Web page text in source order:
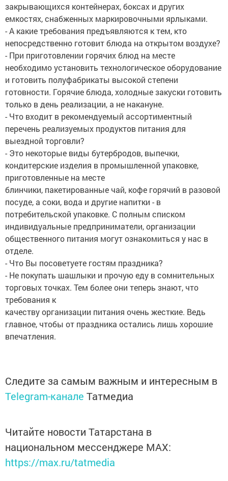
закрывающихся контейнерах, боксах и других
емкостях, снабженных маркировочными ярлыками.
- А какие требования предъявляются к тем, кто
непосредственно готовит блюда на открытом воздухе?
- При приготовлении горячих блюд на месте
необходимо установить технологическое оборудование
и готовить полуфабрикаты высокой степени
готовности. Горячие блюда, холодные закуски готовить
только в день реализации, а не накануне.
- Что входит в рекомендуемый ассортиментный
перечень реализуемых продуктов питания для
выездной торговли?
- Это некоторые виды бутербродов, выпечки,
кондитерские изделия в промышленной упаковке,
приготовленные на месте
блинчики, пакетированные чай, кофе горячий в разовой
посуде, а соки, вода и другие напитки - в
потребительской упаковке. С полным списком
индивидуальные предприниматели, организации
общественного питания могут ознакомиться у нас в
отделе.
- Что Вы посоветуете гостям праздника?
- Не покупать шашлыки и прочую еду в сомнительных
торговых точках. Тем более они теперь знают, что
требования к
качеству организации питания очень жесткие. Ведь
главное, чтобы от праздника остались лишь хорошие
впечатления.
Следите за самым важным и интересным в
Telegram-канале Татмедиа
Читайте новости Татарстана в
национальном мессенджере MАХ:
https://max.ru/tatmedia